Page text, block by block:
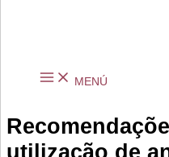
MENÚ
utilização de